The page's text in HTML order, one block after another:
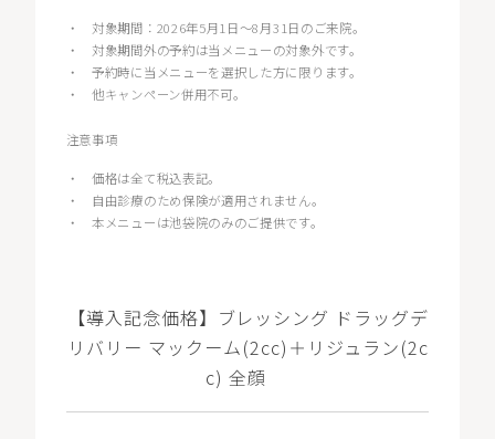
・ 対象期間：2026年5月1日〜8月31日のご来院。
・ 対象期間外の予約は当メニューの対象外です。
・予約時に当メニューを選択した方に限ります。
・他キャンペーン併用不可。
注意事項
・価格は全て税込表記。
・
自由診療のため保険が適用されません。
・本メニューは池袋院のみのご提供です。
【導入記念価格】ブレッシング ドラッグデ
リバリー マックーム(2cc)＋リジュラン(2c
c) 全顔